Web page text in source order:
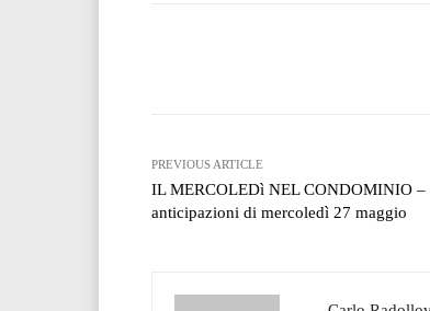
PREVIOUS ARTICLE
IL MERCOLEDì NEL CONDOMINIO –
anticipazioni di mercoledì 27 maggio